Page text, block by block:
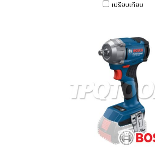
เปรียบเทียบ